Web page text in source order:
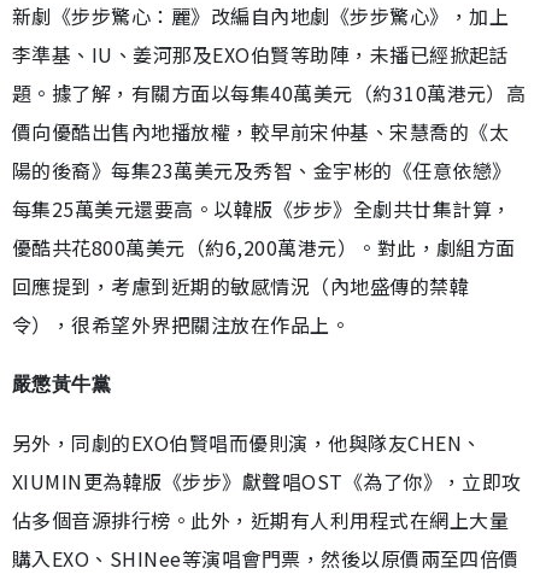
新劇《步步驚心：麗》改編自內地劇《步步驚心》，加上
李準基、IU、姜河那及EXO伯賢等助陣，未播已經掀起話
題。據了解，有關方面以每集40萬美元（約310萬港元）高
價向優酷出售內地播放權，較早前宋仲基、宋慧喬的《太
陽的後裔》每集23萬美元及秀智、金宇彬的《任意依戀》
每集25萬美元還要高。以韓版《步步》全劇共廿集計算，
優酷共花800萬美元（約6,200萬港元）。對此，劇組方面
回應提到，考慮到近期的敏感情況（內地盛傳的禁韓
令），很希望外界把關注放在作品上。
嚴懲黃牛黨
另外，同劇的EXO伯賢唱而優則演，他與隊友CHEN、
XIUMIN更為韓版《步步》獻聲唱OST《為了你》，立即攻
佔多個音源排行榜。此外，近期有人利用程式在網上大量
購入EXO、SHINee等演唱會門票，然後以原價兩至四倍價